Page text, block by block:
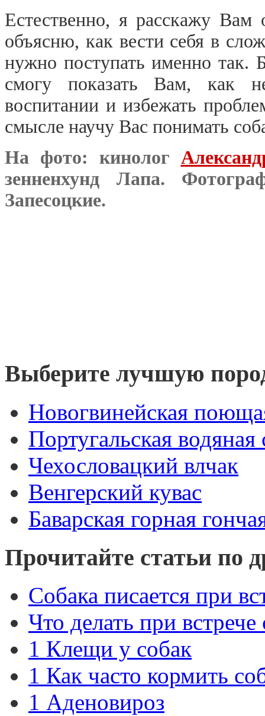
Естественно, я расскажу Вам
объясню, как вести себя в
нужно поступать именно так.
смогу показать Вам, как
воспитании и избежать
смысле научу Вас понимать
На фото: кинолог
зенненхунд Лапа.
Запесоцкие.
Выберите лучшую
Новогвинейская
Португальская водяная
Чехословацкий влчак
Венгерский кувас
Баварская горная
Прочитайте статьи по
Собака писается при
Что делать при
1 Клещи у собак
1 Как часто кормить
1 Аденовироз